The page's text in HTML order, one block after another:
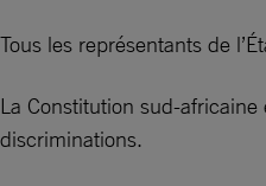
Tous les représentants de
La Constitution sud-
discriminations.